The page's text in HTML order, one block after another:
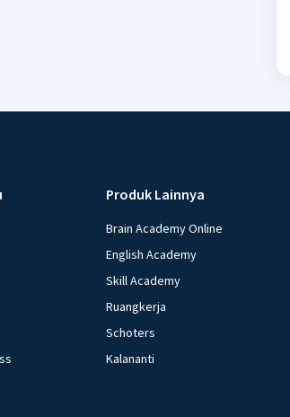
Produk Lainnya
Brain Academy Online
English Academy
Skill Academy
Ruangkerja
Schoters
Kalananti